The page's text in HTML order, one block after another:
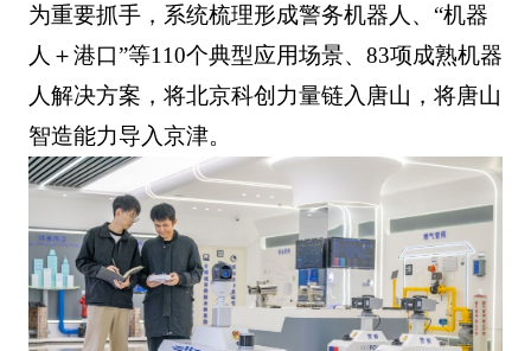
为重要抓手，系统梳理形成警务机器人、“机器
人＋港口”等110个典型应用场景、83项成熟机器
人解决方案，将北京科创力量链入唐山，将唐山
智造能力导入京津。